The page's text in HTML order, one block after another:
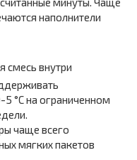
наполнители
смесь внутри
5 °С на ограниченном
чаще всего
мягких пакетов